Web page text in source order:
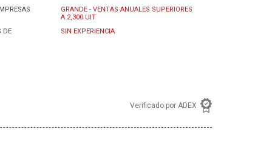
GRANDE - VENTAS ANUALES SUPERIORES
A 2,300 UIT
DE
SIN EXPERIENCIA
Verificado por ADEX